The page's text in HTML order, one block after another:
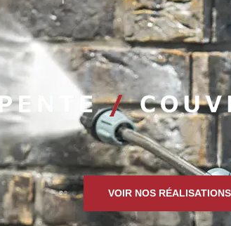
VOIR NOS RÉALISATIONS